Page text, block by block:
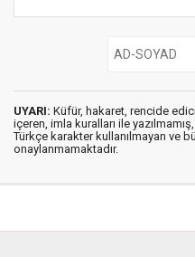
UYARI: Küfür, hakaret, rencide
içeren, imla kuralları ile yazılmamış,
Türkçe karakter kullanılmayan ve
onaylanmamaktadır.